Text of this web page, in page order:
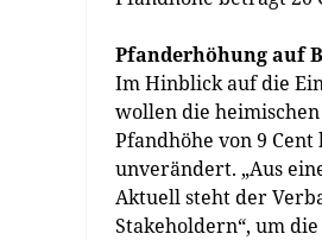
Pfanderhöhung auf
Im Hinblick auf die
wollen die
Pfandhöhe von 9
unverändert. „Aus
Aktuell steht der
Stakeholdern“, um